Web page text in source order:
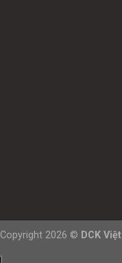
Copyright 2026 © DCK